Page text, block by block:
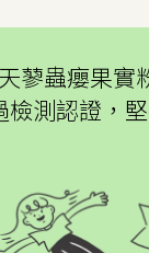
蓼蟲癭果
檢測認證，